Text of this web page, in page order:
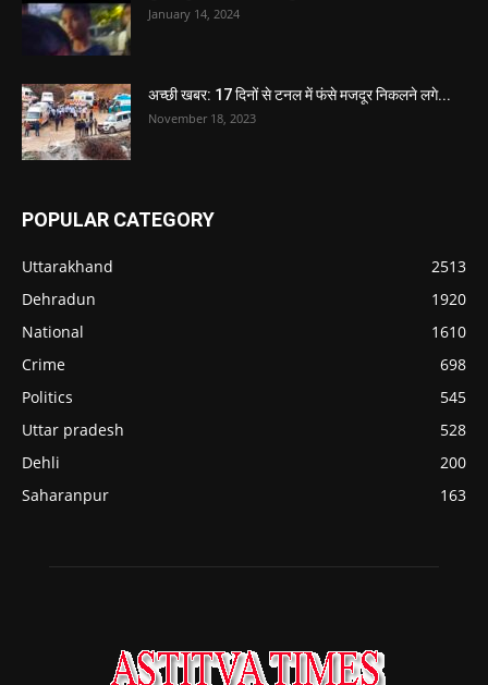
January 14, 2024
अच्छी खबर: 17 दिनों से टनल में फंसे मजदूर निकलने लगे...
November 18, 2023
POPULAR CATEGORY
Uttarakhand
2513
Dehradun
1920
National
1610
Crime
698
Politics
545
Uttar pradesh
528
Dehli
200
Saharanpur
163